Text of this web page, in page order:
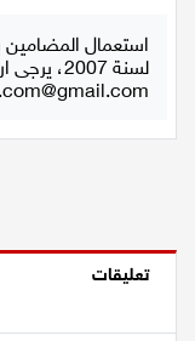
تكنولوجيا
فنلسنة 2007، يرجى ارسال رسالة الى: